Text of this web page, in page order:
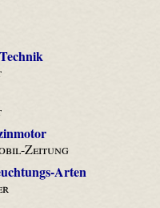
Zeitung
Arten